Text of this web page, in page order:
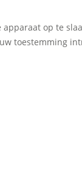
op te
toestemming